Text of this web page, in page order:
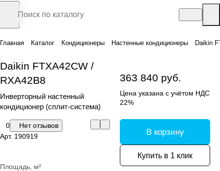
Главная Каталог Кондиционеры Настенные кондиционеры Daikin
Daikin FTXA42CW /
RXA42B8
Инверторный настенный
кондиционер (сплит-система)
0
Нет отзывов
Арт. 190919
Площадь, м²
363 840 руб.
Цена указана с учётом НДС
22%
В корзину
Купить в 1 клик